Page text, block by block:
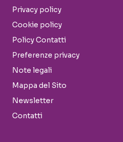
Privacy policy
Cookie policy
Policy Contatti
Preferenze privacy
Note legali
Mappa del Sito
Newsletter
Contatti